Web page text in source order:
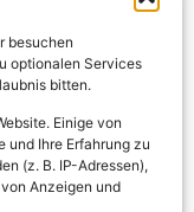
besuchen
optionalen Services
bitten.
Einige von
und Ihre Erfahrung zu
(z. B. IP-Adressen),
Anzeigen und